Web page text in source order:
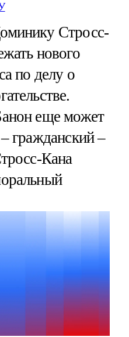
Стросс-
нового
по делу о
еще может
гражданский –
Кана